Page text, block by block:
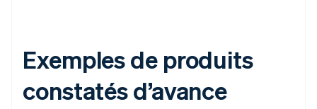
Exemples de produits
constatés d’avance